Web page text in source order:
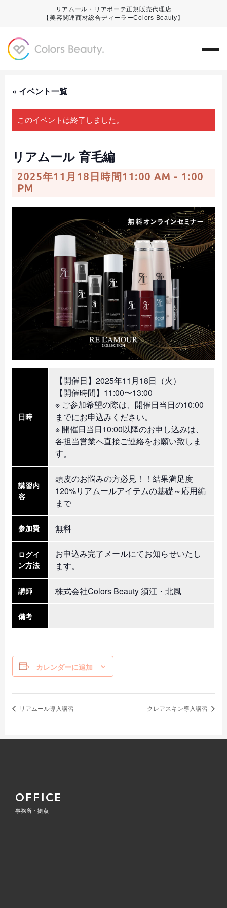
リアムール・リアボーテ正規販売代理店
【美容関連商材総合ディーラーColors Beauty】
« イベント一覧
このイベントは終了しました。
リアムール 育毛編
2025年11月18日時間11:00 AM - 1:00
PM
日時
【開催日】2025年11月18日（火）
【開催時間】11:00〜13:00
※ ご参加希望の際は、開催日当日の10:00
までにお申込みください。
※ 開催日当日10:00以降のお申し込みは、
各担当営業へ直接ご連絡をお願い致しま
す。
講習内
容
頭皮のお悩みの方必見！！結果満足度
120%リアムールアイテムの基礎～応用編
まで
参加費 無料
ログイ
ン方法
お申込み完了メールにてお知らせいたし
ます。
講師 株式会社Colors Beauty 須江・北風
備考
カレンダーに追加
リアムール導入講習 クレアスキン導入講習
OFFICE
事務所・拠点